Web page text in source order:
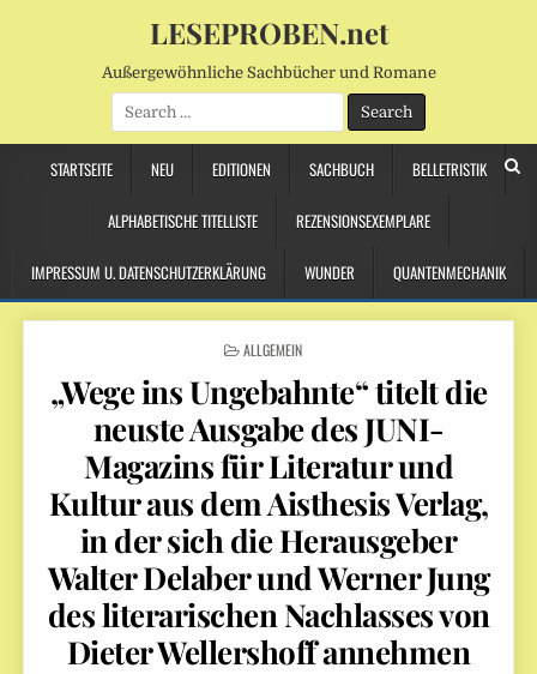
LESEPROBEN.net
Außergewöhnliche Sachbücher und Romane
Search
for:
STARTSEITE NEU EDITIONEN SACHBUCH BELLETRISTIK
ALPHABETISCHE TITELLISTE REZENSIONSEXEMPLARE
IMPRESSUM U. DATENSCHUTZERKLÄRUNG WUNDER QUANTENMECHANIK
POSTED
ALLGEMEIN
„Wege ins Ungebahnte“ titelt die
neuste Ausgabe des JUNI-
Magazins für Literatur und
Kultur aus dem Aisthesis Verlag,
in der sich die Herausgeber
Walter Delaber und Werner Jung
des literarischen Nachlasses von
Dieter Wellershoff annehmen